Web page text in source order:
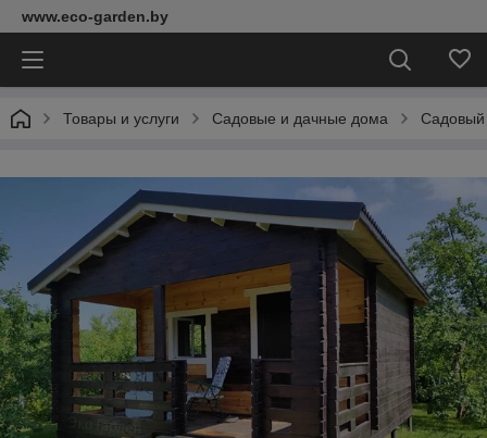
www.eco-garden.by
Товары и услуги Садовые и дачные дома Садовый